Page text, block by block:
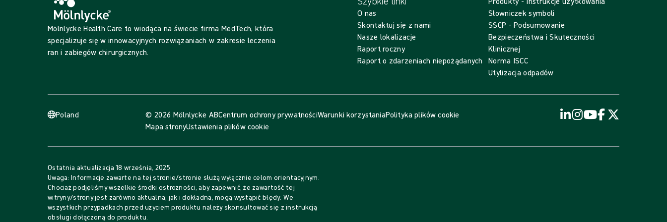
Mölnlycke Health Care to wiodąca na świecie firma MedTech, która
specjalizuje się w innowacyjnych rozwiązaniach w zakresie leczenia
ran i zabiegów chirurgicznych.
O nas
Skontaktuj się z nami
Nasze lokalizacje
Raport roczny
Raport o zdarzeniach niepożądanych
Słowniczek symboli
SSCP - Podsumowanie
Bezpieczeństwa i Skuteczności
Klinicznej
Norma ISCC
Utylizacja odpadów
Poland © 2026 Mölnlycke ABCentrum ochrony prywatnościWarunki korzystaniaPolityka plików cookie
Mapa stronyUstawienia plików cookie
Ostatnia aktualizacja18 września, 2025
Uwaga: Informacje zawarte na tej stronie/stronie służą wyłącznie celom orientacyjnym.
Chociaż podjęliśmy wszelkie środki ostrożności, aby zapewnić, że zawartość tej
witryny/strony jest zarówno aktualna, jak i dokładna, mogą wystąpić błędy. We
wszystkich przypadkach przed użyciem produktu należy skonsultować się z instrukcją
obsługi dołączoną do produktu.